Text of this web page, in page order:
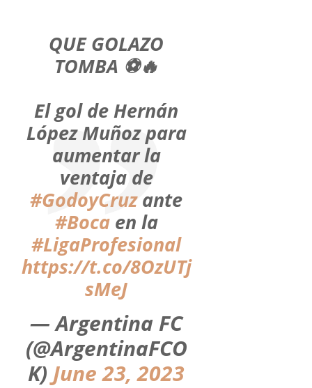
QUE GOLAZO
TOMBA ⚽️🔥
El gol de Hernán
López Muñoz para
aumentar la
ventaja de
#GodoyCruzante
#Bocaen la
#LigaProfesional
https://t.co/8OzUTj
sMeJ
— Argentina FC
(@ArgentinaFCO
K) June 23, 2023